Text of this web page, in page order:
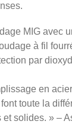
MIG avec
à fil
par
en
toute la
et solides. » –